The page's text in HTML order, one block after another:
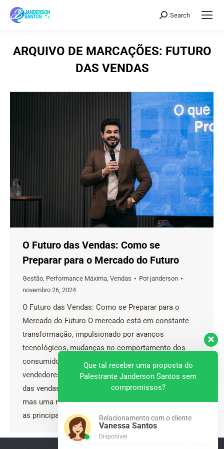
Search:
Search
ARQUIVO DE MARCAÇÕES: FUTURO
DAS VENDAS
O Futuro das Vendas: Como se
Preparar para o Mercado do Futuro
Gestão, Performance Máxima, Vendas Por janderson
novembro 26, 2024
O Futuro das Vendas: Como se Preparar para o
Mercado do Futuro O mercado está em constante
transformação, impulsionado por avanços
tecnológicos, mudanças no comportamento dos
consumidores e novas exigências globais. Para
vendedores e empresas, preparar-se para o futuro
das vendas não é apenas uma vantagem competitiva,
mas uma necessidade. Neste artigo, exploraremos
as principais…
Que tal receber uma proposta do
Palestrante Janderson Santos sem
compromissos?
Relacionamento com o cliente
Vanessa Santos
Disponível